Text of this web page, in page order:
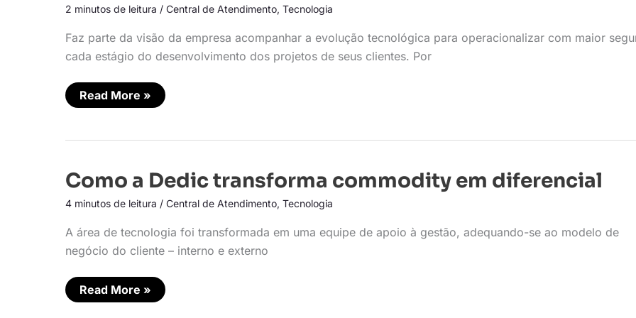
2 minutos de leitura / Central de Atendimento, Tecnologia
Faz parte da visão da empresa acompanhar a evolução tecnológica para operacionalizar com maior
cada estágio do desenvolvimento dos projetos de seus clientes. Por
em
à
satisfação
do
Read More »
Como a Dedic transforma commodity em diferencial
4 minutos de leitura / Central de Atendimento, Tecnologia
A área de tecnologia foi transformada em uma equipe de apoio à gestão, adequando-se ao modelo de
negócio do cliente – interno e externo
Como
a
Dedic
transforma
em
Read More »